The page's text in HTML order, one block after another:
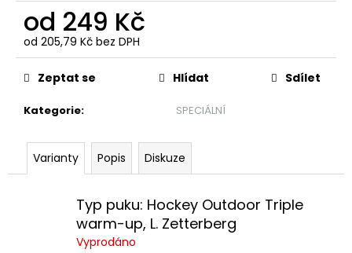
od 249 Kč
od 205,79 Kč bez DPH
Měrná
cena:
Kategorie: SPECIÁLNÍ
Zeptat se Hlídat Sdílet
Varianty Popis Diskuze
Typ puku: Hockey Outdoor Triple
warm-up, L. Zetterberg
Vyprodáno
D
o
o
u
j